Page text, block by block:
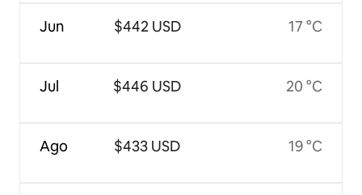
Jun
Jul
Ago
$442 USD
$446 USD
$433 USD
17 °C
20 °C
19 °C